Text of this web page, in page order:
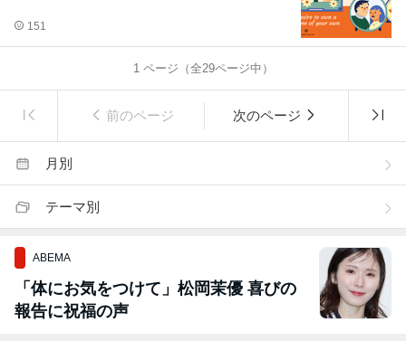
151
1ページ（全29ページ中）
前のページ 次のページ
月別
テーマ別
ABEMA
「体にお気をつけて」松岡茉優 喜びの
報告に祝福の声